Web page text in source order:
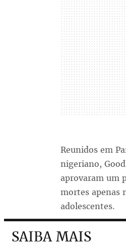
Reunidos em
nigeriano,
aprovaram um
mortes apenas
adolescentes.
SAIBA MAIS